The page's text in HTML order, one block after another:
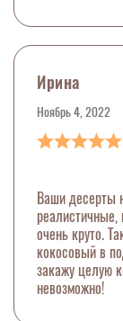
Ирина
Ноябрь 4, 2022
Ваши десерты
очень круто.
кокосовый в
закажу целую
невозможно!